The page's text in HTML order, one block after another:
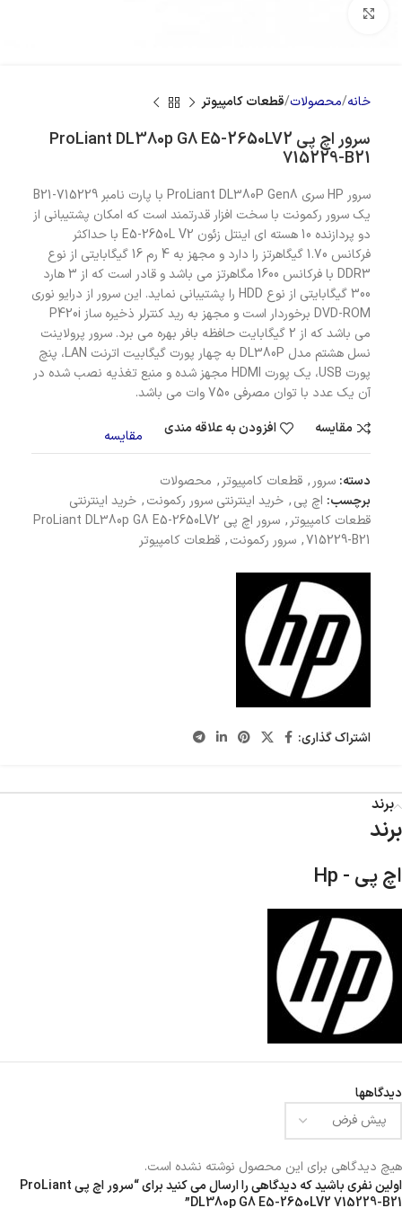
خانه محصولات قطعات کامپیوتر
سرور اچ پی ProLiant DL380p G8 E5-2650LV2
715229-B21
سرور HP سری ProLiant DL380P Gen8 با پارت نامبر 715229-B21
یک سرور رکمونت با سخت افزار قدرتمند است که امکان پشتیبانی از
دو پردازنده 10 هسته ای اینتل زئون E5-2650L V2 با حداکثر
فرکانس 1.70 گیگاهرتز را دارد و مجهز به 4 رم 16 گیگابایتی از نوع
DDR3 با فرکانس 1600 مگاهرتز می باشد و قادر است که از 3 هارد
300 گیگابایتی از نوع HDD را پشتیبانی نماید. این سرور از درایو نوری
DVD-ROM برخوردار است و مجهز به رید کنترلر ذخیره ساز P420i
می باشد که از 2 گیگابایت حافظه بافر بهره می برد. سرور پرولاینت
نسل هشتم مدل DL380P به چهار پورت گیگابیت اترنت LAN، پنچ
پورت USB، یک پورت HDMI مجهز شده و منبع تغذیه نصب شده در
آن یک عدد با توان مصرفی 750 وات می باشد.
مقایسه
افزودن به علاقه مندی مقایسه
دسته: سرور , قطعات کامپیوتر , محصولات
برچسب: اچ پی, خرید اینترنتی سرور رکمونت, خرید اینترنتی
قطعات کامپیوتر ,
سرور اچ پی ProLiant DL380p G8 E5-2650LV2
715229-B21
, سرور رکمونت, قطعات کامپیوتر
اشتراک گذاری:
برند
برند
اچ پی - Hp
دیدگاهها
هیچ دیدگاهی برای این محصول نوشته نشده است.
اولین نفری باشید که دیدگاهی را ارسال می کنید برای “سرور اچ پی ProLiant
DL380p G8 E5-2650LV2 715229-B21”